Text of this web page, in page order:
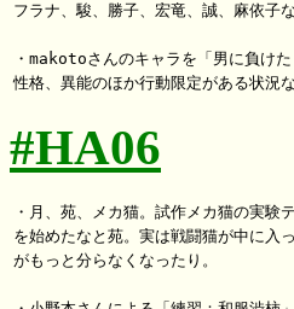
フラナ、駿、勝子、宏竜、誠、麻依子
・makotoさんのキャラを「男に負け
#HA06
・月、苑、メカ猫。試作メカ猫の実験
を始めたなと苑。実は戦闘猫が中に入
がもっと分らなくなったり。